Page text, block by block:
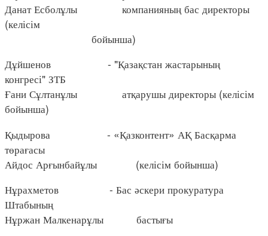
Данат Есболұлы компанияның бас директоры
(келісім
бойынша)
Дұйшенов - "Қазақстан жастарының
конгресі" ЗТБ
Ғани Сұлтанұлы атқарушы директоры (келісім
бойынша)
Қыдырова - «Қазконтент» АҚ Басқарма
төрағасы
Айдос Арғынбайұлы (келісім бойынша)
Нұрахметов - Бас әскери прокуратура
Штабының
Нұржан Малкенарұлы бастығы